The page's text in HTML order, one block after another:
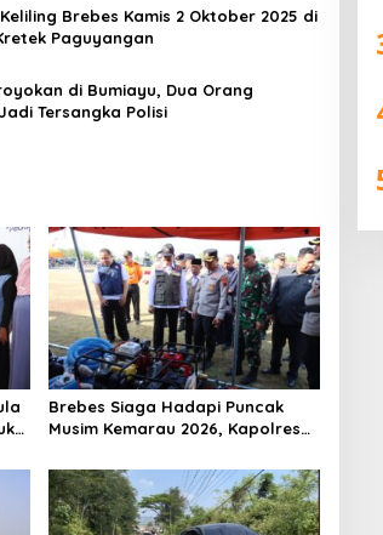
Brebes Kamis 2 Oktober 2025 di
Paguyangan
di Bumiayu, Dua Orang
Tersangka Polisi
Brebes Siaga Hadapi Puncak
Musim Kemarau 2026, Kapolres
Bencana dan Karhutla